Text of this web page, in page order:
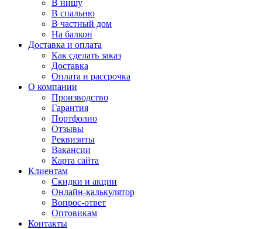
В нишу
В спальню
В частный дом
На балкон
Доставка и оплата
Как сделать заказ
Доставка
Оплата и рассрочка
О компании
Производство
Гарантия
Портфолио
Отзывы
Реквизиты
Вакансии
Карта сайта
Клиентам
Скидки и акции
Онлайн-калькулятор
Вопрос-ответ
Оптовикам
Контакты